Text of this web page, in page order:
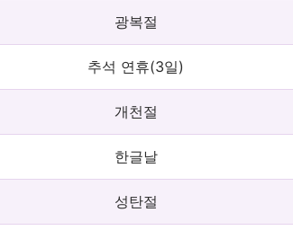
광복절
추석 연휴(3일)
개천절
한글날
성탄절